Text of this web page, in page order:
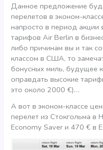
Данное предложение
перелетов в эконом-
напросто в период акции
тарифов Air Berlin в
либо причинам вы и так
классом в США, то
бонусных миль, будущее
оправдать высокие
это около 2000 €)…
А вот в эконом-классе
перелет из Стокгольма в
Economy Saver и 470 € в